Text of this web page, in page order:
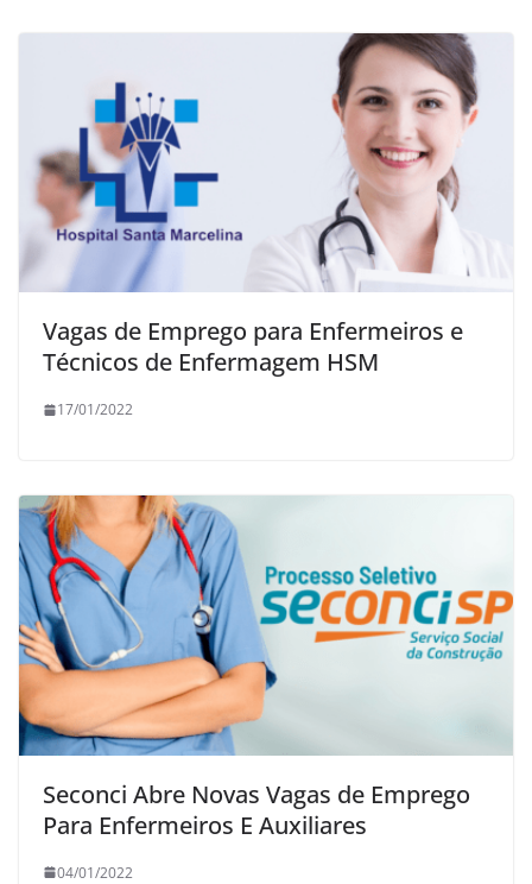
Vagas de Emprego para Enfermeiros e
Técnicos de Enfermagem HSM
17/01/2022
Seconci Abre Novas Vagas de Emprego
Para Enfermeiros E Auxiliares
04/01/2022